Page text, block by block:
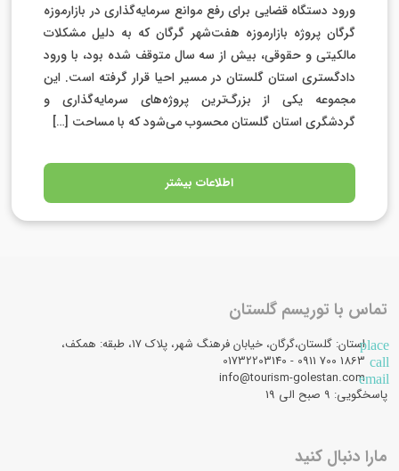
ورود دستگاه قضایی برای رفع موانع سرمایه‌گذاری در بازارموزه
گرگان پروژه بازارموزه هفت‌شهر گرگان که به دلیل مشکلات
مالکیتی و حقوقی، بیش از سه سال متوقف شده بود، با ورود
دادگستری استان گلستان در مسیر احیا قرار گرفته است. این
مجموعه یکی از بزرگ‌ترین پروژه‌های سرمایه‌گذاری و
گردشگری استان گلستان محسوب می‌شود که با مساحت […]
اطلاعات بیشتر
تماس با توریسم گلستان
placeاستان: گلستان،گرگان، خیابان فرهنگ شهر، پلاک 17، طبقه: همکف،
call
email
info@tourism-golestan.com
پاسخگویی: ۹ صبح الی 19
مارا دنبال کنید